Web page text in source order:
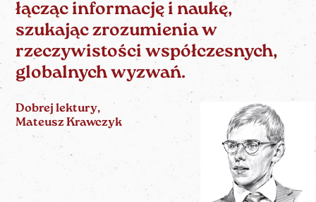
łącząc informację i naukę,
szukając zrozumienia w
rzeczywistości współczesnych,
globalnych wyzwań.
Dobrej lektury,
Mateusz Krawczyk